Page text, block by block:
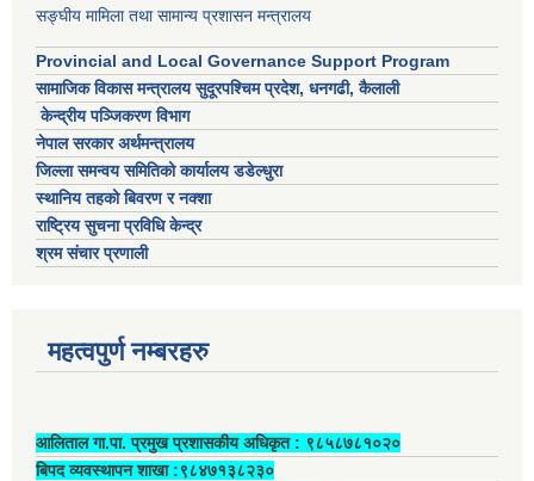
सङ्घीय मामिला तथा सामान्य प्रशासन मन्त्रालय
Provincial and Local Governance Support Program
सामाजिक विकास मन्त्रालय सुदूरपश्चिम प्रदेश, धनगढी, कैलाली
केन्द्रीय पञ्जिकरण विभाग
नेपाल सरकार अर्थमन्त्रालय
जिल्ला समन्वय समितिको कार्यालय डडेल्धुरा
स्थानिय तहको बिवरण र नक्शा
राष्ट्रिय सुचना प्रविधि केन्द्र
श्रम संचार प्रणाली
महत्वपुर्ण नम्बरहरु
आलिताल गा.पा. प्रमुख प्रशासकीय अधिकृत ‍: ९८५८७८१०२०
बिपद व्यवस्थापन शाखा :९८४७१३८२३०